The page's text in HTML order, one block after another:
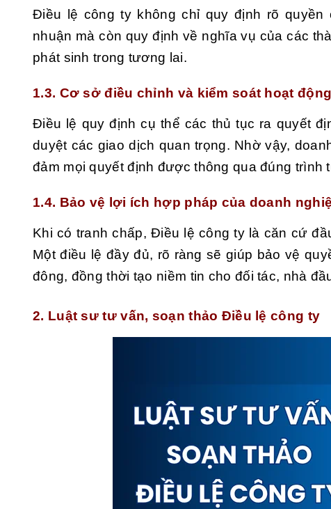
Điều lệ công ty không chỉ quy định rõ quyền
nhuận mà còn quy định về nghĩa vụ của các
phát sinh trong tương lai.
1.3. Cơ sở điều chỉnh và kiểm soát hoạt
Điều lệ quy định cụ thể các thủ tục ra quyết
duyệt các giao dịch quan trọng. Nhờ vậy,
đảm mọi quyết định được thông qua đúng trình
1.4. Bảo vệ lợi ích hợp pháp của doanh
Khi có tranh chấp, Điều lệ công ty là căn cứ
Một điều lệ đầy đủ, rõ ràng sẽ giúp bảo vệ
đông, đồng thời tạo niềm tin cho đối tác, nhà
2. Luật sư tư vấn, soạn thảo Điều lệ công ty